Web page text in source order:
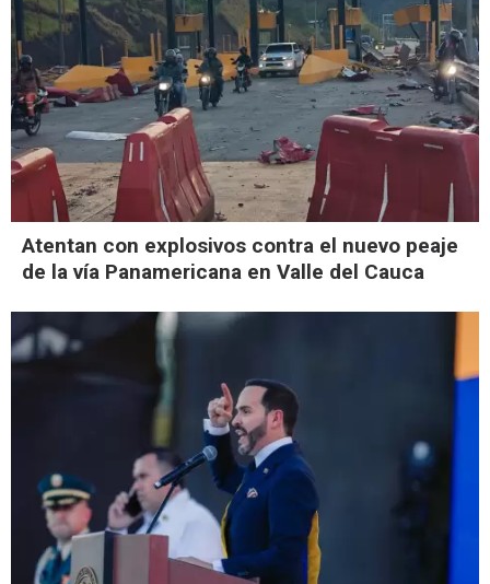
Atentan con explosivos contra el nuevo peaje
de la vía Panamericana en Valle del Cauca